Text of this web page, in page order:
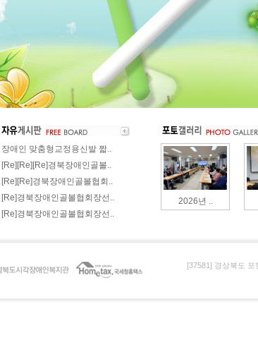
장애인 맞춤형교정용신발 짧..
[Re][Re][Re]경북장애인골볼..
[Re][Re]경북장애인골볼협회..
[Re]경북장애인골볼협회장선..
[Re]경북장애인골볼협회장선..
2026년 ..
[37581] 경상북도